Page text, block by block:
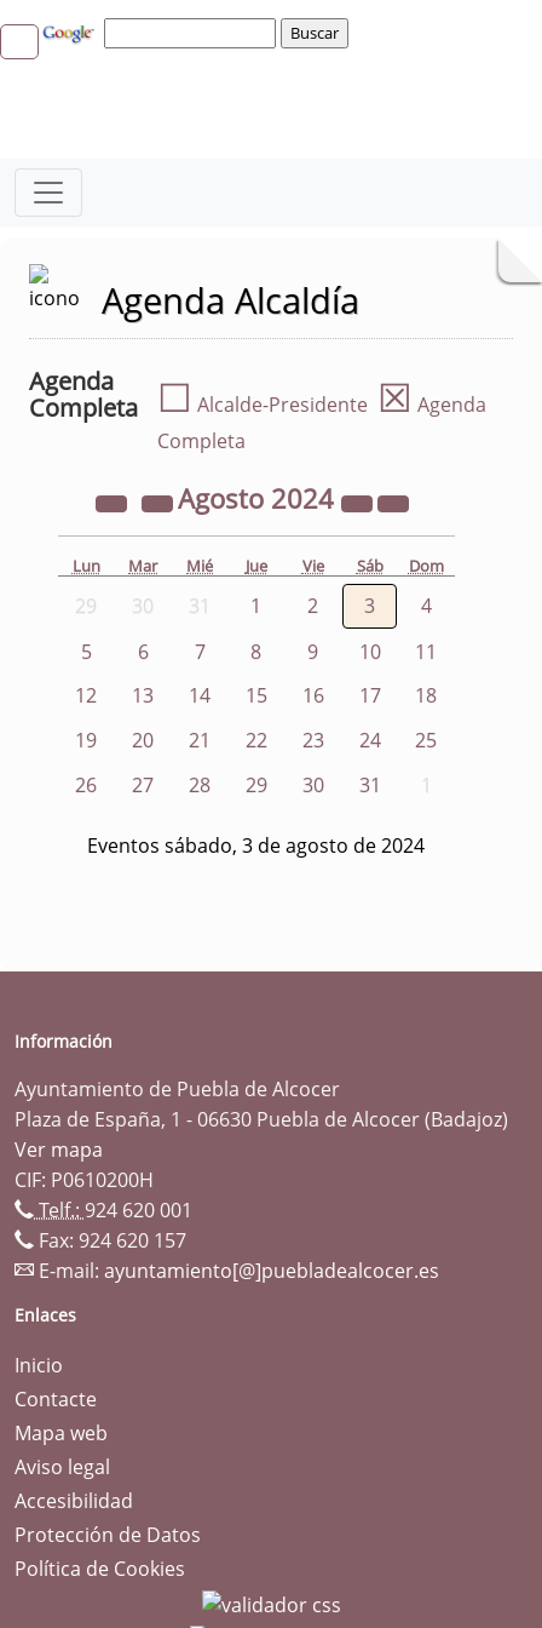
Agenda Alcaldía
Agenda
Completa
☐ Alcalde-Presidente ☒ Agenda
Completa
Agosto 2024
Lun Mar Mié Jue Vie Sáb Dom
29 30 31 1 2 3
4
5
6 7 8 9 10
11
12
13 14 15 16 17
18
19
20 21 22 23 24
25
26
27 28 29 30 31 1
Eventos sábado, 3 de agosto de 2024
Información
Ayuntamiento de Puebla de Alcocer
Plaza de España, 1 - 06630 Puebla de Alcocer (Badajoz)
Ver mapa
CIF: P0610200H
Telf.: 924 620 001
Fax: 924 620 157
E-mail: ayuntamiento[@]puebladealcocer.es
Enlaces
Inicio
Contacte
Mapa web
Aviso legal
Accesibilidad
Protección de Datos
Política de Cookies